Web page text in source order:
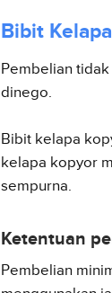
Bibit
Pembelian
dinego.
Bibit kelapa
kelapa kopyor
sempurna.
Ketentuan
Pembelian